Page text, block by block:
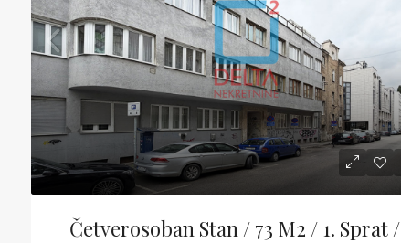
Četverosoban Stan / 73 M2 / 1. Sprat /